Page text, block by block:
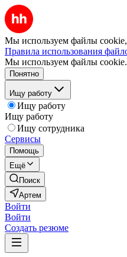
Мы используем файлы cookie,
Правила использования
Мы используем файлы cookie.
Понятно
Ищу работу
Ищу работу
Ищу работу
Ищу сотрудника
Сервисы
Помощь
Ещё
Поиск
Артем
Войти
Войти
Создать резюме